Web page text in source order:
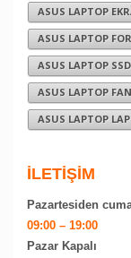
ASUS LAPTOP
ASUS LAPTOP
ASUS LAPTOP
ASUS LAPTOP
ASUS LAPTOP
İLETİŞİM
Pazartesiden
09:00 – 19:00
Pazar Kapalı